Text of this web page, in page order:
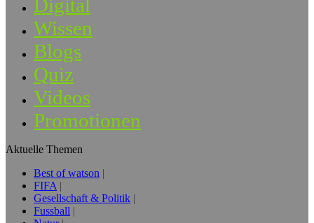
Digital
Wissen
Blogs
Quiz
Videos
Promotionen
Aktuelle Themen
Best of watson
FIFA
Gesellschaft & Politik
Fussball